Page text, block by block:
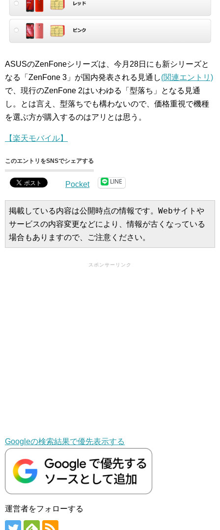
ASUSのZenFoneシリーズは、今月28日にも新シリーズと
なる「ZenFone 3」が国内発表される見通し(関連エントリ)
で、現行のZenFone 2はいわゆる「型落ち」となる見通
し。とは言え、型落ちでも構わないので、価格重視で機種
を選ぶ方が購入するのはアリとは思う。
【楽天モバイル】
このエントリをSNSでシェアする
Pocket LINE
掲載している内容は公開時点の情報です。Webサイトや
サービスの内容変更などにより、情報が古くなっている
場合もありますので、ご注意ください。
スポンサーリンク
Googleの検索結果で優先表示する
運営者をフォローする